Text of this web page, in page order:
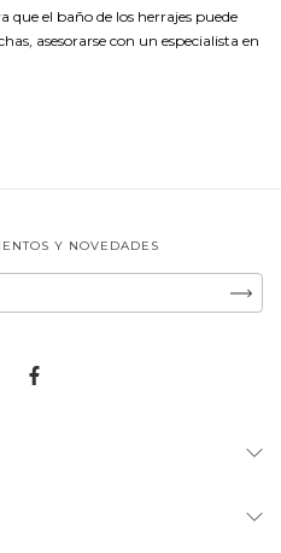
el baño de los herrajes puede
asesorarse con un especialista en
Y NOVEDADES